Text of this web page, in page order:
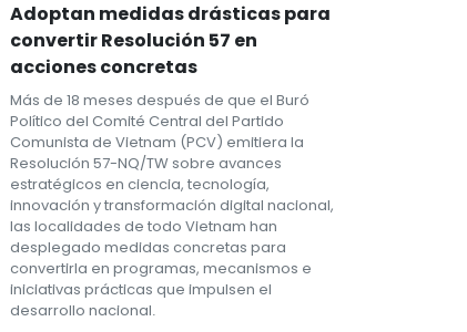
Adoptan medidas drásticas para
convertir Resolución 57 en
acciones concretas
Más de 18 meses después de que el Buró
Político del Comité Central del Partido
Comunista de Vietnam (PCV) emitiera la
Resolución 57-NQ/TW sobre avances
estratégicos en ciencia, tecnología,
innovación y transformación digital nacional,
las localidades de todo Vietnam han
desplegado medidas concretas para
convertirla en programas, mecanismos e
iniciativas prácticas que impulsen el
desarrollo nacional.